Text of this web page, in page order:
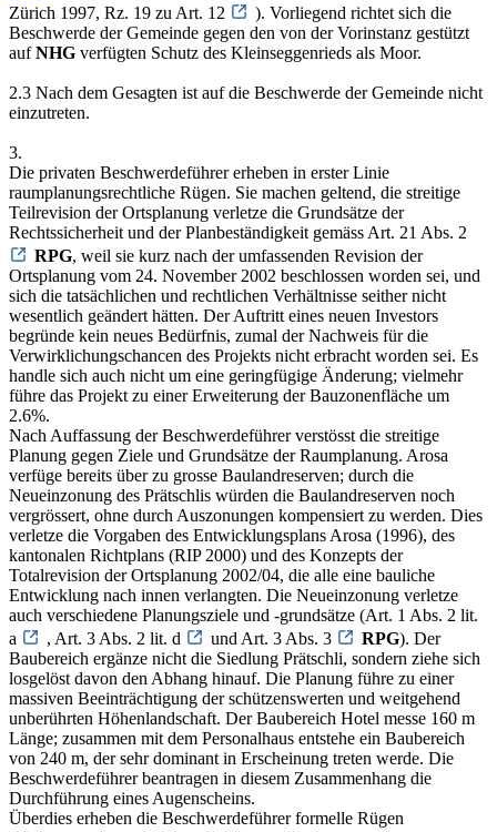
Zürich 1997, Rz. 19 zu Art. 12
). Vorliegend richtet sich die
Beschwerde der Gemeinde gegen den von der Vorinstanz gestützt
aufNHG verfügten Schutz des Kleinseggenrieds als Moor.
2.3 Nach dem Gesagten ist auf die Beschwerde der Gemeinde nicht
einzutreten.
3.
Die privaten Beschwerdeführer erheben in erster Linie
raumplanungsrechtliche Rügen. Sie machen geltend, die streitige
Teilrevision der Ortsplanung verletze die Grundsätze der
Rechtssicherheit und der Planbeständigkeit gemäss Art. 21 Abs. 2
RPG, weil sie kurz nach der umfassenden Revision der
Ortsplanung vom 24. November 2002 beschlossen worden sei, und
sich die tatsächlichen und rechtlichen Verhältnisse seither nicht
wesentlich geändert hätten. Der Auftritt eines neuen Investors
begründe kein neues Bedürfnis, zumal der Nachweis für die
Verwirklichungschancen des Projekts nicht erbracht worden sei. Es
handle sich auch nicht um eine geringfügige Änderung; vielmehr
führe das Projekt zu einer Erweiterung der Bauzonenfläche um
2.6%.
Nach Auffassung der Beschwerdeführer verstösst die streitige
Planung gegen Ziele und Grundsätze der Raumplanung. Arosa
verfüge bereits über zu grosse Baulandreserven; durch die
Neueinzonung des Prätschlis würden die Baulandreserven noch
vergrössert, ohne durch Auszonungen kompensiert zu werden. Dies
verletze die Vorgaben des Entwicklungsplans Arosa (1996), des
kantonalen Richtplans (RIP 2000) und des Konzepts der
Totalrevision der Ortsplanung 2002/04, die alle eine bauliche
Entwicklung nach innen verlangten. Die Neueinzonung verletze
auch verschiedene Planungsziele und -grundsätze (Art. 1 Abs. 2 lit.
a
, Art. 3 Abs. 2 lit. d und Art. 3 Abs. 3 RPG). Der
Baubereich ergänze nicht die Siedlung Prätschli, sondern ziehe sich
losgelöst davon den Abhang hinauf. Die Planung führe zu einer
massiven Beeinträchtigung der schützenswerten und weitgehend
unberührten Höhenlandschaft. Der Baubereich Hotel messe 160 m
Länge; zusammen mit dem Personalhaus entstehe ein Baubereich
von 240 m, der sehr dominant in Erscheinung treten werde. Die
Beschwerdeführer beantragen in diesem Zusammenhang die
Durchführung eines Augenscheins.
Überdies erheben die Beschwerdeführer formelle Rügen